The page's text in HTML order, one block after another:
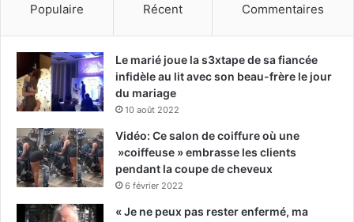
Populaire Récent Commentaires
Le marié joue la s3xtape de sa fiancée
infidèle au lit avec son beau-frère le jour
du mariage
10 août 2022
Vidéo: Ce salon de coiffure où une
»coiffeuse » embrasse les clients
pendant la coupe de cheveux
6 février 2022
« Je ne peux pas rester enfermé, ma